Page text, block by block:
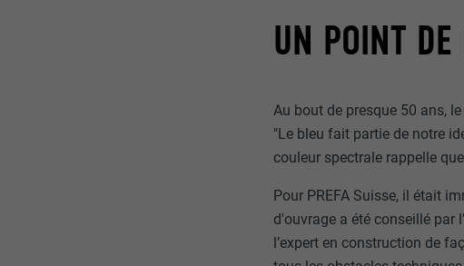
UN POINT DE
Au bout de presque 50 ans,
"Le bleu fait partie de notre
couleur spectrale rappelle
Pour PREFA Suisse, il était
d'ouvrage a été conseillé par
l’expert en construction de